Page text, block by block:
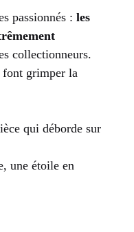
passionnés : les
collectionneurs.
font grimper la
qui déborde sur
une étoile en